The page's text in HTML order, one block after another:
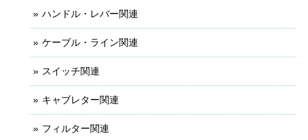
ハンドル・レバー関連
ケーブル・ライン関連
スイッチ関連
キャブレター関連
フィルター関連